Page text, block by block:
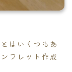
はいくつもあ
フレット作成